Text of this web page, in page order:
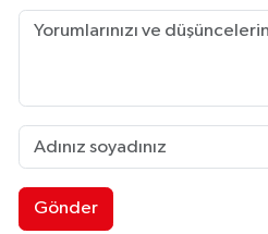
Gönder